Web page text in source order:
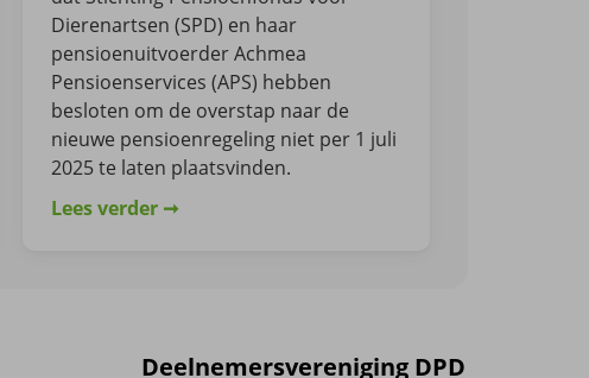
Dierenartsen (SPD) en haar
pensioenuitvoerder Achmea
Pensioenservices (APS) hebben
besloten om de overstap naar de
nieuwe pensioenregeling niet per 1 juli
2025 te laten plaatsvinden.
Lees verder
Deelnemersvereniging DPD